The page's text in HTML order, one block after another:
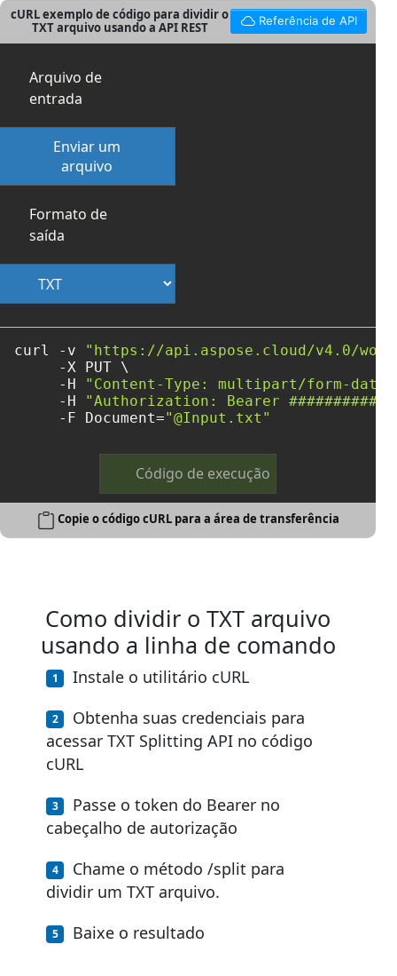
cURL exemplo de código para dividir o
TXT arquivo usando a API REST
Referência de API
Arquivo de
entrada
Enviar um
arquivo
Formato de
saída
curl -v
"https://api.aspose.cloud/v4.0/
     -X PUT \
     -H
"Content-Type: multipart/form-data"
     -H
"Authorization: Bearer
     -F Document=
"@Input.txt"
Código de execução
Copie o código cURL para a área de transferência
Como dividir o TXT arquivo
usando a linha de comando
Instale o utilitário cURL
Obtenha suas credenciais para
acessar TXT Splitting API no código
cURL
Passe o token do Bearer no
cabeçalho de autorização
Chame o método /split para
dividir um TXT arquivo.
Baixe o resultado